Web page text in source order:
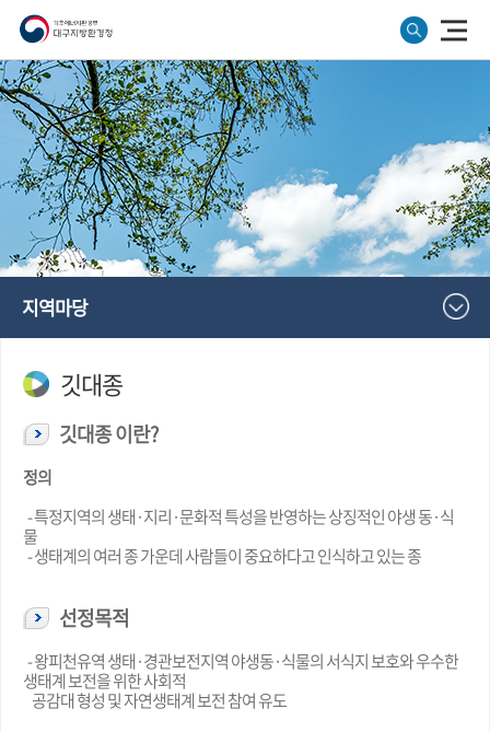
지역마당
깃대종
깃대종 이란?
정의
- 특정지역의 생태·지리·문화적 특성을 반영하는 상징적인 야생 동·식
물
- 생태계의 여러 종 가운데 사람들이 중요하다고 인식하고 있는 종
선정목적
- 왕피천유역 생태·경관보전지역 야생동·식물의 서식지 보호와 우수한
생태계 보전을 위한 사회적
공감대 형성 및 자연생태계 보전 참여 유도